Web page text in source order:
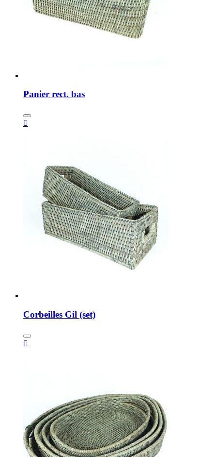
Panier rect. bas

Corbeilles Gil (set)
